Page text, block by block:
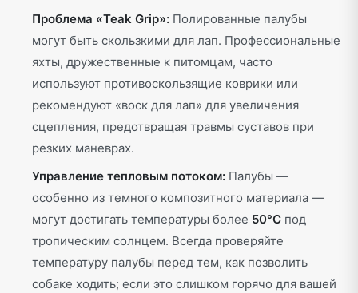
Проблема «Teak Grip»: Полированные палубы
могут быть скользкими для лап. Профессиональные
яхты, дружественные к питомцам, часто
используют противоскользящие коврики или
рекомендуют «воск для лап» для увеличения
сцепления, предотвращая травмы суставов при
резких маневрах.
Управление тепловым потоком: Палубы —
особенно из темного композитного материала —
могут достигать температуры более 50°C под
тропическим солнцем. Всегда проверяйте
температуру палубы перед тем, как позволить
собаке ходить; если это слишком горячо для вашей